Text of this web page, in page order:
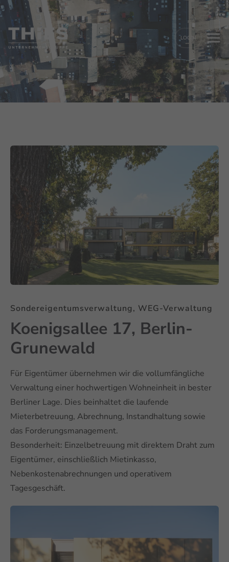
LOGIN
Sondereigentumsverwaltung, WEG-Verwaltung
Koenigsallee 17, Berlin-
Grunewald
Für Eigentümer übernehmen wir die vollumfängliche
Verwaltung einer hochwertigen Wohneinheit in bester
Berliner Lage. Dies beinhaltet die laufende
Mieterbetreuung, Abrechnung, Instandhaltung sowie
das Forderungsmanagement.
Besonderheit: Einzelbetreuung mit direktem Draht zum
Eigentümer, einschließlich Mietinkasso,
Nebenkostenabrechnungen und operativem
Tagesgeschäft.​